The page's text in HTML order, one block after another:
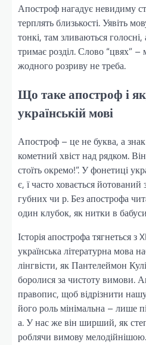
Апостроф нагадує невидиму
терплять близькості. Уявіть
тонкі, там зливаються
тримає розділ. Слово “цвях” –
жодного розриву не треба.
Що таке апостроф і
українській мові
Апостроф – це не буква, а
кометний хвіст над рядком.
стоїть окремо!”. У фонетиці
є, ї часто ховається йотований
губних чи р. Без апострофа
один клубок, як нитки в
Історія апострофа тягнеться з
українська літературна мова
лінгвісти, як Пантелеймон
боролися за чистоту вимови.
правопис, щоб відрізнити
його роль мінімальна – лише
а. У нас же він ширший, як
роблячи вимову мелодійнішою.